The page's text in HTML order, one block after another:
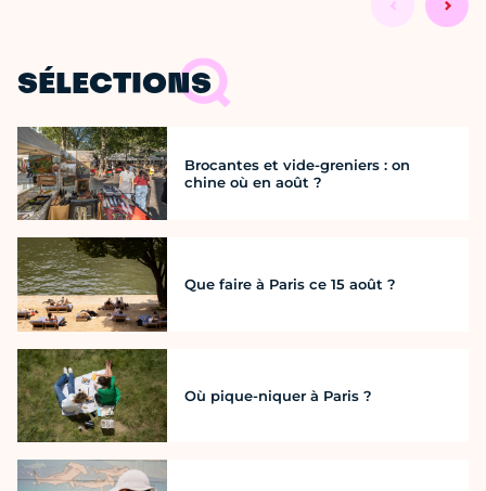
SÉLECTIONS
Brocantes et vide-greniers : on
chine où en août ?
Que faire à Paris ce 15 août ?
Où pique-niquer à Paris ?